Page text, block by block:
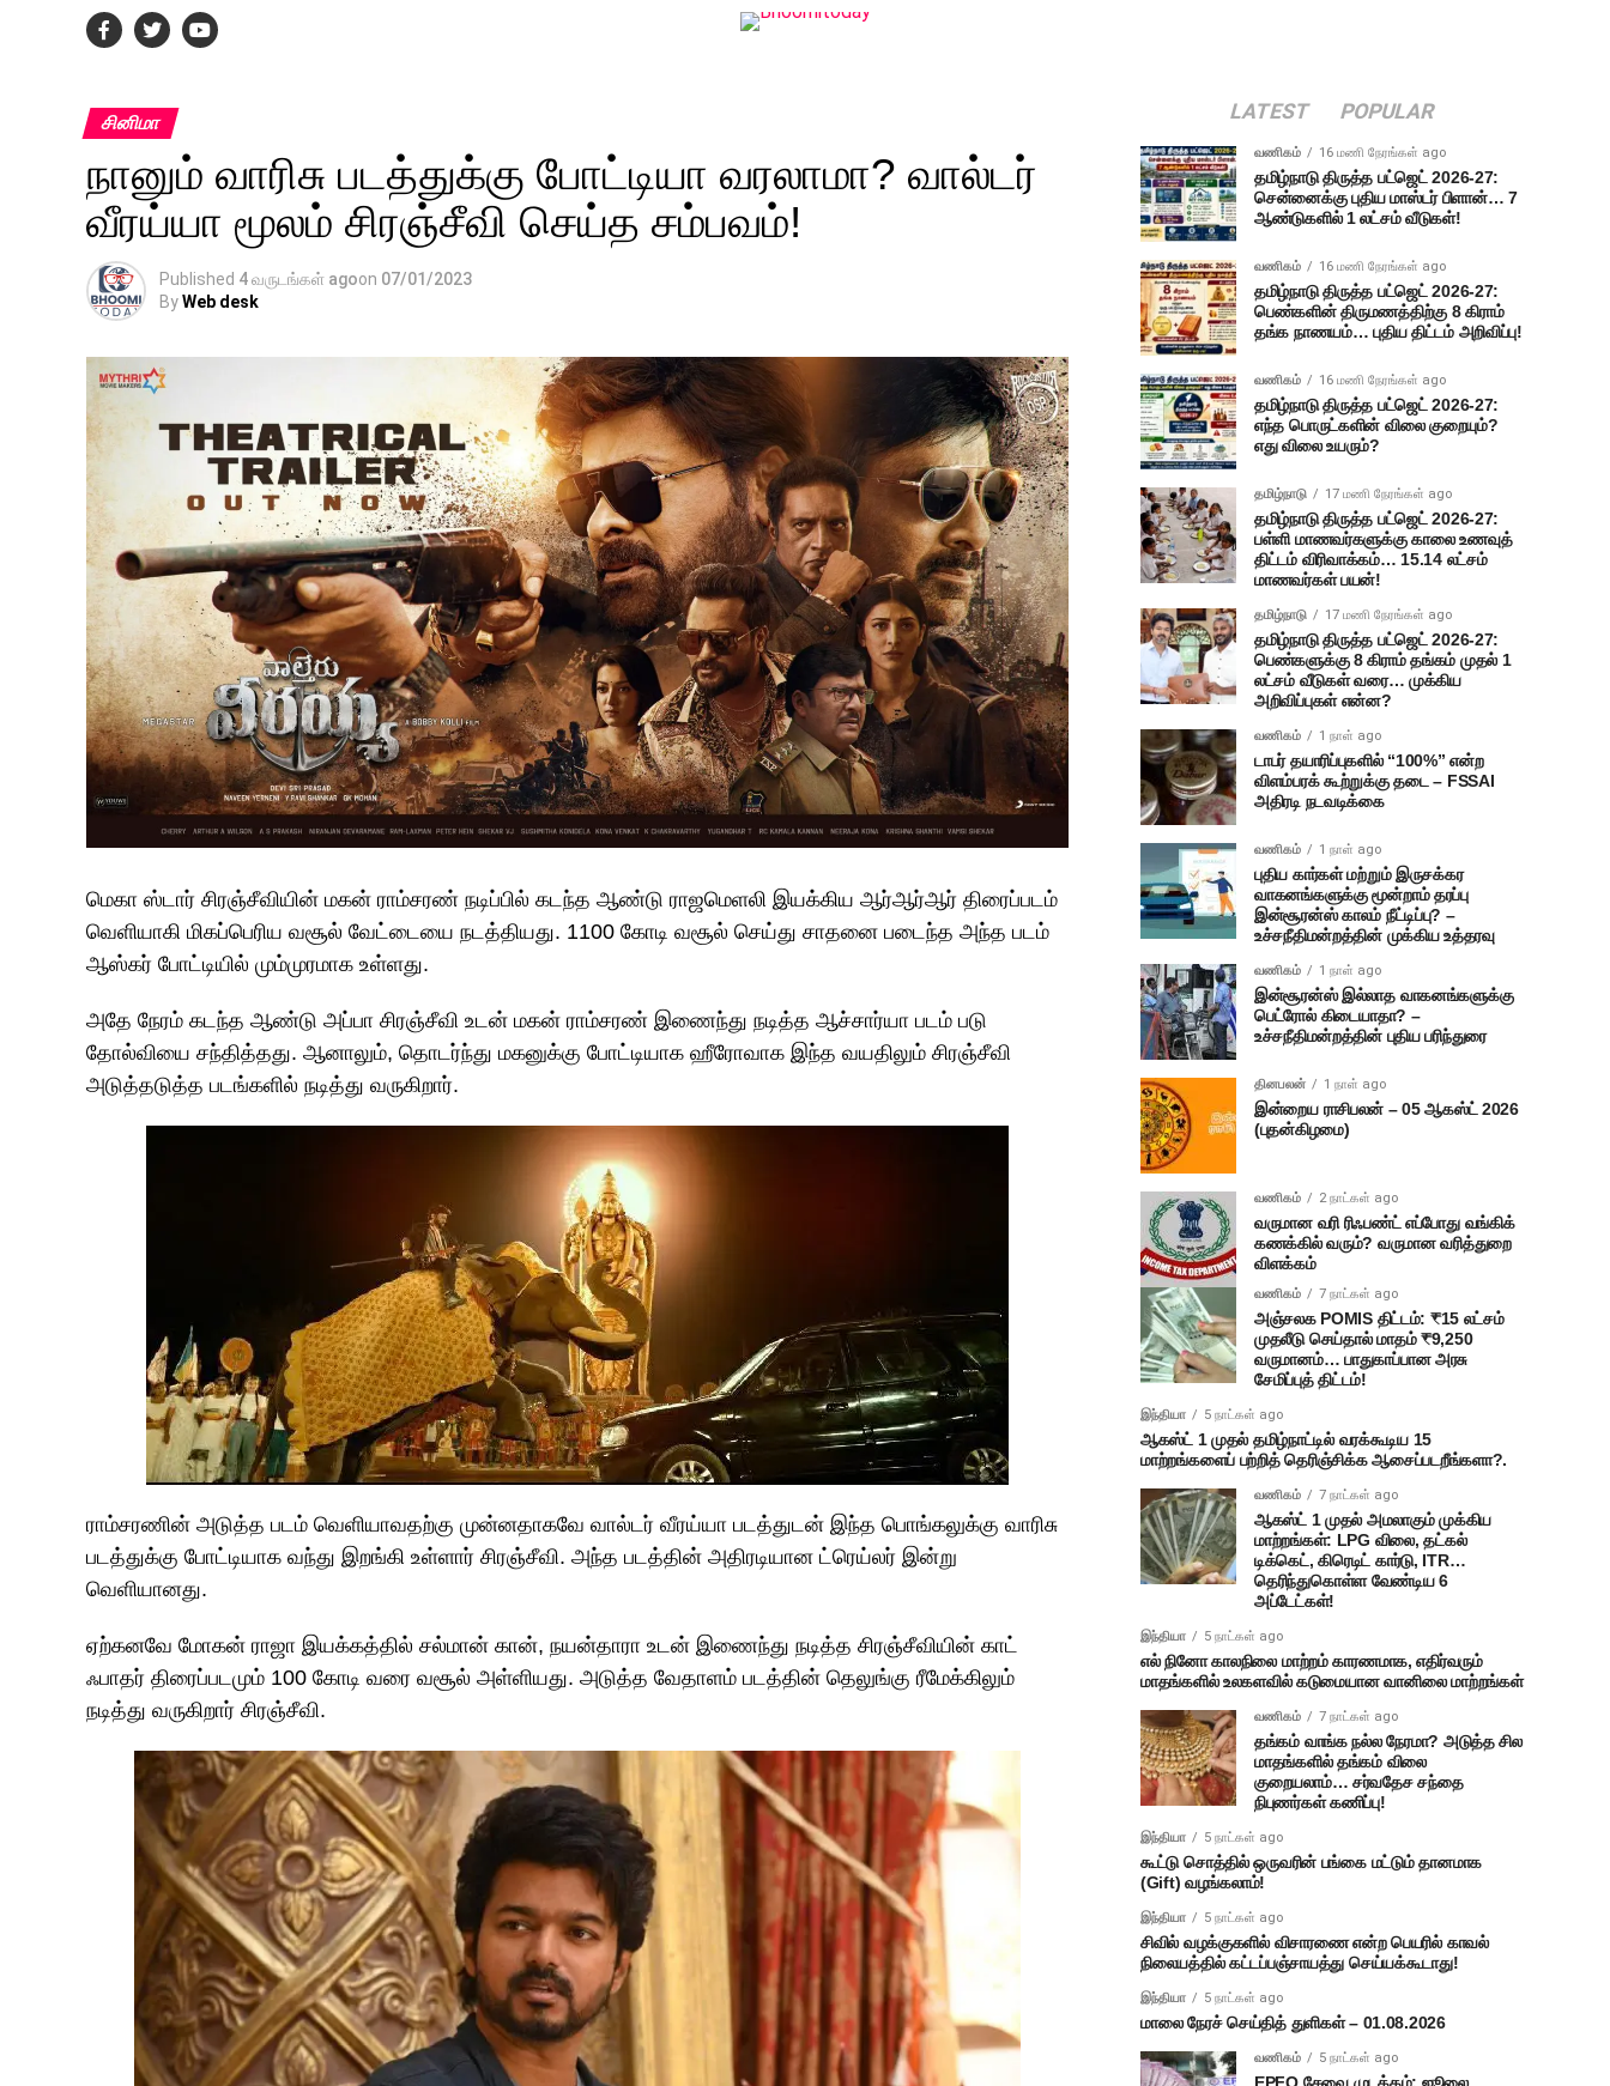
சினிமா
நானும் வாரிசு படத்துக்கு போட்டியா வரலாமா? வால்டர்
வீரய்யா மூலம் சிரஞ்சீவி செய்த சம்பவம்!
Published 4 வருடங்கள் agoon 07/01/2023
ByWeb desk
மெகா ஸ்டார் சிரஞ்சீவியின் மகன் ராம்சரண் நடிப்பில் கடந்த ஆண்டு ராஜமெளலி இயக்கிய ஆர்ஆர்ஆர் திரைப்படம்
வெளியாகி மிகப்பெரிய வசூல் வேட்டையை நடத்தியது. 1100 கோடி வசூல் செய்து சாதனை படைந்த அந்த படம்
ஆஸ்கர் போட்டியில் மும்முரமாக உள்ளது.
அதே நேரம் கடந்த ஆண்டு அப்பா சிரஞ்சீவி உடன் மகன் ராம்சரண் இணைந்து நடித்த ஆச்சார்யா படம் படு
தோல்வியை சந்தித்தது. ஆனாலும், தொடர்ந்து மகனுக்கு போட்டியாக ஹீரோவாக இந்த வயதிலும் சிரஞ்சீவி
அடுத்தடுத்த படங்களில் நடித்து வருகிறார்.
ராம்சரணின் அடுத்த படம் வெளியாவதற்கு முன்னதாகவே வால்டர் வீரய்யா படத்துடன் இந்த பொங்கலுக்கு வாரிசு
படத்துக்கு போட்டியாக வந்து இறங்கி உள்ளார் சிரஞ்சீவி. அந்த படத்தின் அதிரடியான ட்ரெய்லர் இன்று
வெளியானது.
ஏற்கனவே மோகன் ராஜா இயக்கத்தில் சல்மான் கான், நயன்தாரா உடன் இணைந்து நடித்த சிரஞ்சீவியின் காட்
ஃபாதர் திரைப்படமும் 100 கோடி வரை வசூல் அள்ளியது. அடுத்த வேதாளம் படத்தின் தெலுங்கு ரீமேக்கிலும்
நடித்து வருகிறார் சிரஞ்சீவி.
LATEST POPULAR
வணிகம் 16 மணி நேரங்கள் ago
தமிழ்நாடு திருத்த பட்ஜெட் 2026-27:
சென்னைக்கு புதிய மாஸ்டர் பிளான்… 7
ஆண்டுகளில் 1 லட்சம் வீடுகள்!
வணிகம் 16 மணி நேரங்கள் ago
தமிழ்நாடு திருத்த பட்ஜெட் 2026-27:
பெண்களின் திருமணத்திற்கு 8 கிராம்
தங்க நாணயம்… புதிய திட்டம் அறிவிப்பு!
வணிகம் 16 மணி நேரங்கள் ago
தமிழ்நாடு திருத்த பட்ஜெட் 2026-27:
எந்த பொருட்களின் விலை குறையும்?
எது விலை உயரும்?
தமிழ்நாடு 17 மணி நேரங்கள் ago
தமிழ்நாடு திருத்த பட்ஜெட் 2026-27:
பள்ளி மாணவர்களுக்கு காலை உணவுத்
திட்டம் விரிவாக்கம்… 15.14 லட்சம்
மாணவர்கள் பயன்!
தமிழ்நாடு 17 மணி நேரங்கள் ago
தமிழ்நாடு திருத்த பட்ஜெட் 2026-27:
பெண்களுக்கு 8 கிராம் தங்கம் முதல் 1
லட்சம் வீடுகள் வரை… முக்கிய
அறிவிப்புகள் என்ன?
வணிகம் 1 நாள் ago
டாபர் தயாரிப்புகளில் “100%” என்ற
விளம்பரக் கூற்றுக்கு தடை – FSSAI
அதிரடி நடவடிக்கை
வணிகம் 1 நாள் ago
புதிய கார்கள் மற்றும் இருசக்கர
வாகனங்களுக்கு மூன்றாம் தரப்பு
இன்சூரன்ஸ் காலம் நீட்டிப்பு? –
உச்சநீதிமன்றத்தின் முக்கிய உத்தரவு
வணிகம் 1 நாள் ago
இன்சூரன்ஸ் இல்லாத வாகனங்களுக்கு
பெட்ரோல் கிடையாதா? –
உச்சநீதிமன்றத்தின் புதிய பரிந்துரை
தினபலன் 1 நாள் ago
இன்றைய ராசிபலன் – 05 ஆகஸ்ட் 2026
(புதன்கிழமை)
வணிகம் 2 நாட்கள் ago
வருமான வரி ரிஃபண்ட் எப்போது வங்கிக்
கணக்கில் வரும்? வருமான வரித்துறை
விளக்கம்
வணிகம் 7 நாட்கள் ago
அஞ்சலக POMIS திட்டம்: ₹15 லட்சம்
முதலீடு செய்தால் மாதம் ₹9,250
வருமானம்… பாதுகாப்பான அரசு
சேமிப்புத் திட்டம்!
இந்தியா 5 நாட்கள் ago
ஆகஸ்ட் 1 முதல் தமிழ்நாட்டில் வரக்கூடிய 15
மாற்றங்களைப் பற்றித் தெரிஞ்சிக்க ஆசைப்படறீங்களா?.
வணிகம் 7 நாட்கள் ago
ஆகஸ்ட் 1 முதல் அமலாகும் முக்கிய
மாற்றங்கள்: LPG விலை, தட்கல்
டிக்கெட், கிரெடிட் கார்டு, ITR…
தெரிந்துகொள்ள வேண்டிய 6
அப்டேட்கள்!
இந்தியா 5 நாட்கள் ago
எல் நினோ காலநிலை மாற்றம் காரணமாக, எதிர்வரும்
மாதங்களில் உலகளவில் கடுமையான வானிலை மாற்றங்கள்
வணிகம் 7 நாட்கள் ago
தங்கம் வாங்க நல்ல நேரமா? அடுத்த சில
மாதங்களில் தங்கம் விலை
குறையலாம்… சர்வதேச சந்தை
நிபுணர்கள் கணிப்பு!
இந்தியா 5 நாட்கள் ago
கூட்டு சொத்தில் ஒருவரின் பங்கை மட்டும் தானமாக
(Gift) வழங்கலாம்!
இந்தியா 5 நாட்கள் ago
சிவில் வழக்குகளில் விசாரணை என்ற பெயரில் காவல்
நிலையத்தில் கட்டப்பஞ்சாயத்து செய்யக்கூடாது!
இந்தியா 5 நாட்கள் ago
மாலை நேரச் செய்தித் துளிகள் – 01.08.2026
வணிகம் 5 நாட்கள் ago